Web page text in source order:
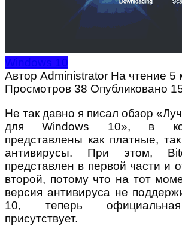
Windows 10
Автор Administrator На чтение 5
Просмотров 38 Опубликовано
Не так давно я писал обзор
для Windows 10», в
представлены как платные,
антивирусы. При этом,
представлен в первой части и
второй, потому что на тот
версия антивируса не
10, теперь
присутствует.